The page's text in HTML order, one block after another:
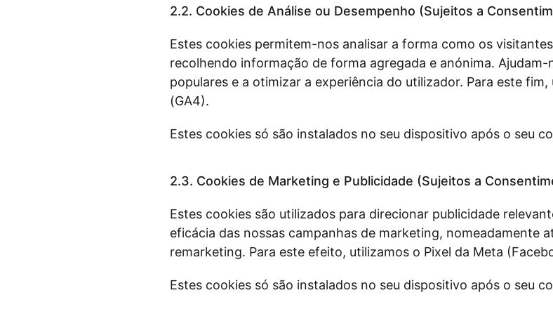
2.2. Cookies de Análise ou Desempenho (Sujeitos a
Estes cookies permitem-nos analisar a forma como os
recolhendo informação de forma agregada e anónima.
populares e a otimizar a experiência do utilizador. Para este
(GA4).
Estes cookies só são instalados no seu dispositivo após o seu
2.3. Cookies de Marketing e Publicidade (Sujeitos a
Estes cookies são utilizados para direcionar publicidade
eficácia das nossas campanhas de marketing, nomeadamente
remarketing. Para este efeito, utilizamos o Pixel da Meta
Estes cookies só são instalados no seu dispositivo após o seu